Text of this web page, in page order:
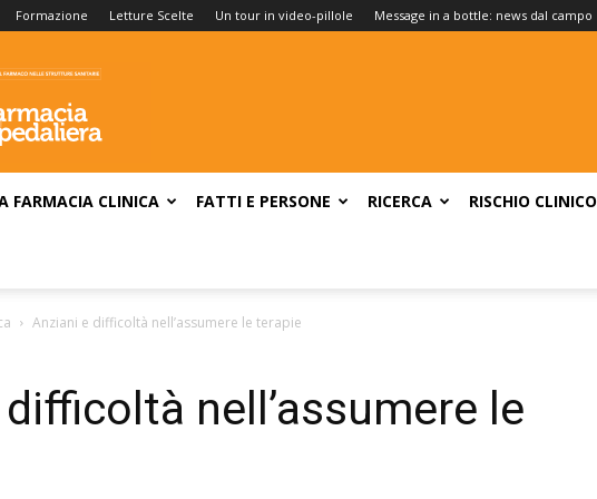
Formazione Letture Scelte Un tour in video-pillole Message in a bottle: news dal campo
FARMACIA CLINICA FATTI E PERSONE RICERCA RISCHIO CLINICO
Anziani e difficoltà nell’assumere le terapie
nell’assumere le